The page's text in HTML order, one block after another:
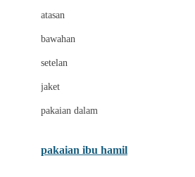
Cottonseeds
atasan
bawahan
setelan
jaket
pakaian dalam
pakaian ibu hamil